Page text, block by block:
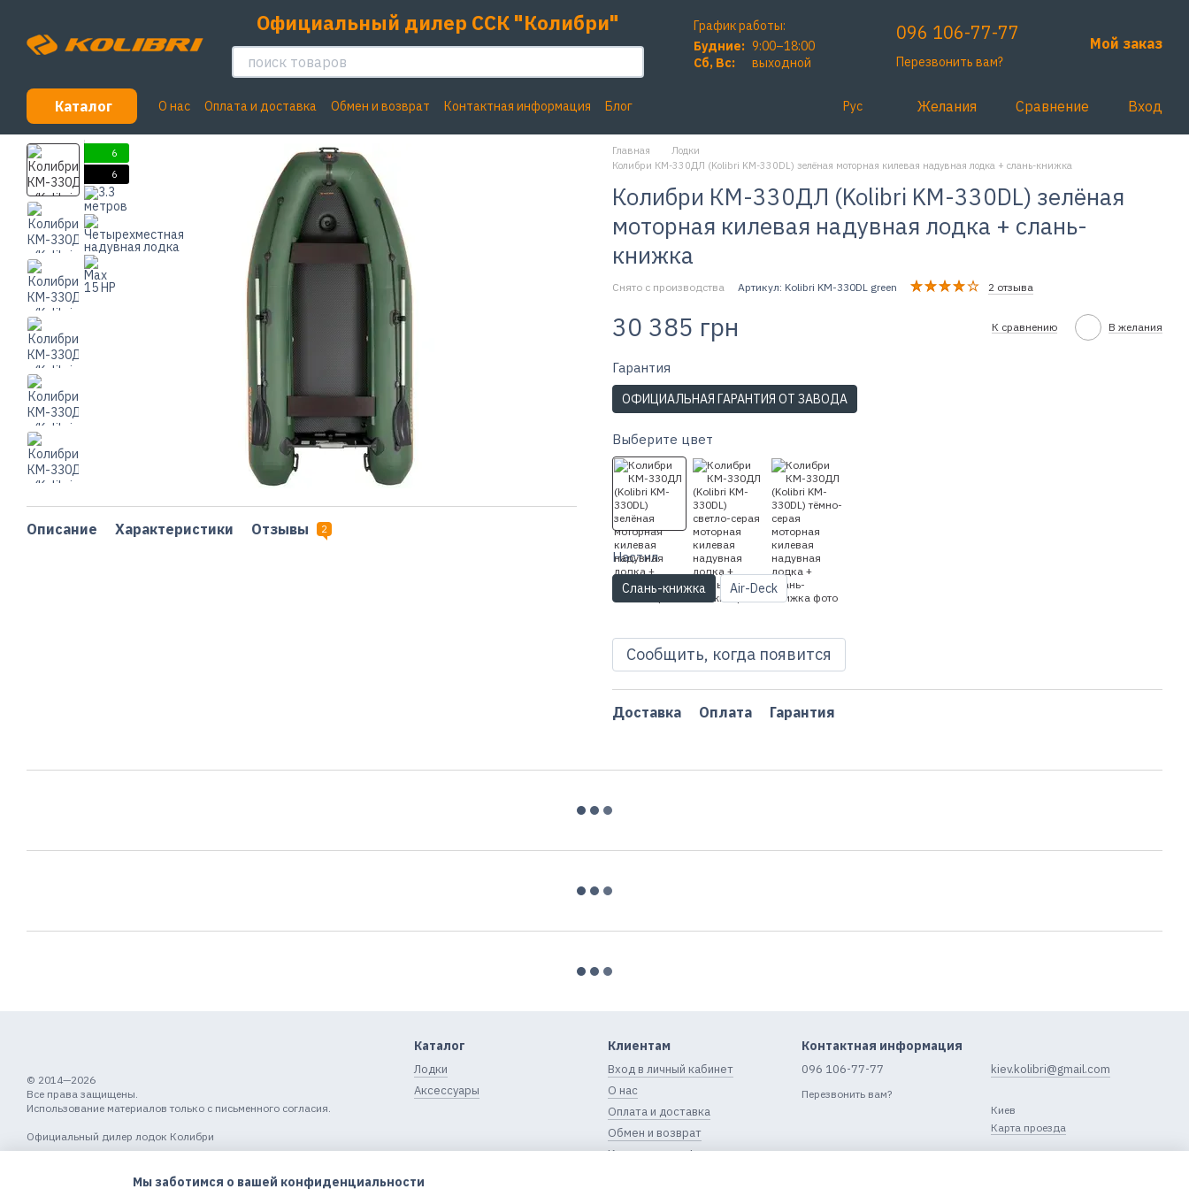
Официальный дилер ССК "Колибри"
График работы:
Будние: 9:00–18:00
Сб, Вc:
выходной
096 106-77-77
Перезвонить вам?
Мой заказ
Каталог О нас Оплата и доставка Обмен и возврат Контактная информация
Блог
Рус Желания Сравнение Вход
6
6
Описание Характеристики Отзывы 2
Главная
Лодки
Колибри КМ-330ДЛ (Kolibri KM-330DL) зелёная моторная килевая надувная лодка + слань-книжка
Колибри КМ-330ДЛ (Kolibri KM-330DL) зелёная
моторная килевая надувная лодка + слань-
книжка
Снято с производства Артикул: Kolibri KM-330DL green 2 отзыва
30 385 грн К сравнению В желания
Гарантия
ОФИЦИАЛЬНАЯ ГАРАНТИЯ ОТ ЗАВОДА
Выберите цвет
Настил
Слань-книжка Air-Deck
Сообщить, когда появится
Доставка Оплата Гарантия
© 2014—2026
Все права защищены.
Использование материалов только с письменного согласия.
Официальный дилер лодок Колибри
Каталог
Лодки
Аксессуары
Клиентам
Вход в личный кабинет
О нас
Оплата и доставка
Обмен и возврат
Контактная информация
Контактная информация
096 106-77-77
Перезвонить вам?
kiev.kolibri@gmail.com
Киев
Карта проезда
Мы заботимся о вашей конфиденциальности